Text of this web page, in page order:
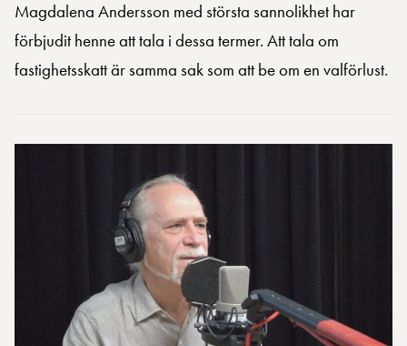
Magdalena Andersson med största sannolikhet har
förbjudit henne att tala i dessa termer. Att tala om
fastighetsskatt är samma sak som att be om en valförlust.